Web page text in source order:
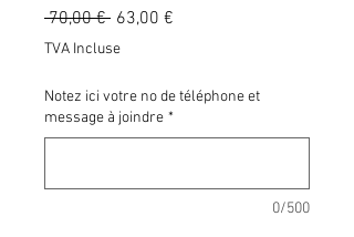
70,00 € Prix
original
63,00 €
TVA Incluse
Notez ici votre no de téléphone et
message à joindre *
0/500